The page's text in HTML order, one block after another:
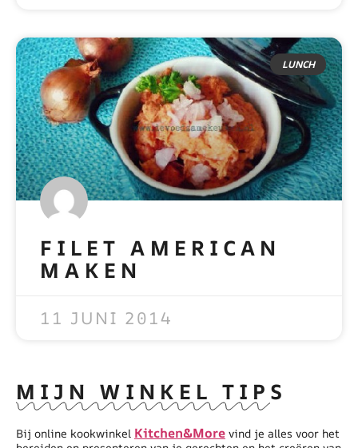
LUNCH
FILET AMERICAN
MAKEN
11 JUNI 2014
MIJN WINKEL TIPS
Bij online kookwinkel Kitchen&More vind je alles voor het